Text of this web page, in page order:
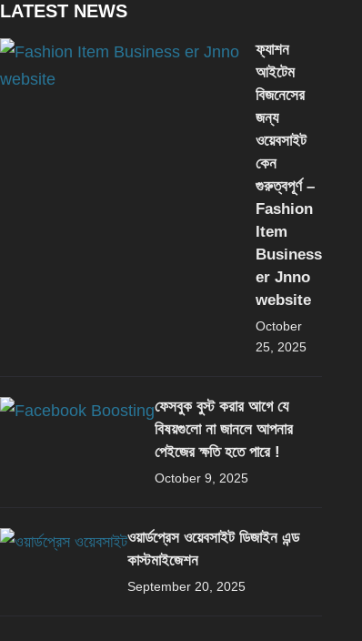
LATEST NEWS
ফ্যাশন
আইটেম
বিজনেসের
জন্য
ওয়েবসাইট
কেন
গুরুত্বপূর্ণ –
Fashion
Item
Business
er Jnno
website
October
25, 2025
ফেসবুক বুস্ট করার আগে যে
বিষয়গুলো না জানলে আপনার
পেইজের ক্ষতি হতে পারে !
October 9, 2025
ওয়ার্ডপ্রেস ওয়েবসাইট ডিজাইন এন্ড
কাস্টমাইজেশন
September 20, 2025